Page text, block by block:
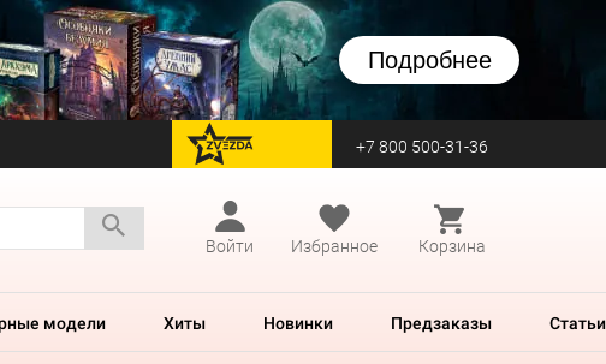
Подробнее
перейти на Zvezda +7 800 500-31-36
Войти
Избранное Корзина
модели Хиты Новинки Предзаказы Статьи